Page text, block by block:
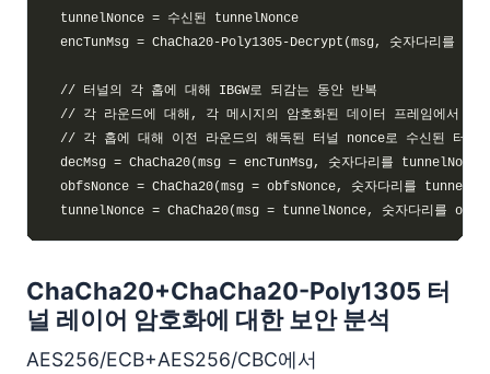
ChaCha20+ChaCha20-Poly1305 터
널 레이어 암호화에 대한 보안 분석
AES256/ECB+AES256/CBC에서